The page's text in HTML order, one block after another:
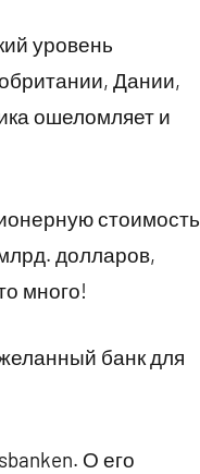
уровень
Дании,
ошеломляет и
стоимость
долларов,
много!
банк для
О его